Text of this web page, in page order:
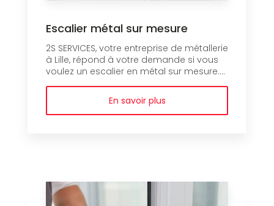
Escalier métal sur mesure
2S SERVICES, votre entreprise de métallerie
à Lille, répond à votre demande si vous
voulez un escalier en métal sur mesure....
En savoir plus